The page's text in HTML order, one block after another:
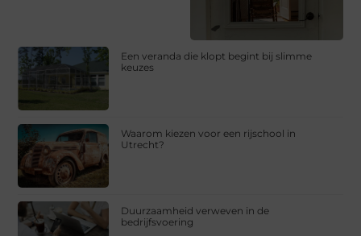
Een veranda die klopt begint bij slimme
keuzes
Waarom kiezen voor een rijschool in
Utrecht?
Duurzaamheid verweven in de
bedrijfsvoering